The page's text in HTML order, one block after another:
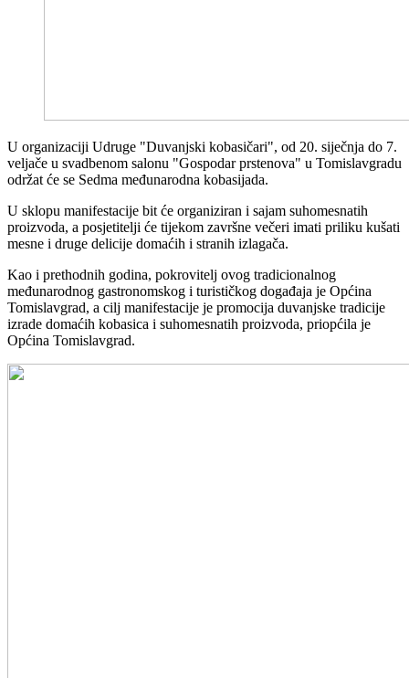
U organizaciji Udruge "Duvanjski kobasičari", od 20. siječnja do 7.
veljače u svadbenom salonu "Gospodar prstenova" u Tomislavgradu
održat će se Sedma međunarodna kobasijada.
U sklopu manifestacije bit će organiziran i sajam suhomesnatih
proizvoda, a posjetitelji će tijekom završne večeri imati priliku kušati
mesne i druge delicije domaćih i stranih izlagača.
Kao i prethodnih godina, pokrovitelj ovog tradicionalnog
međunarodnog gastronomskog i turističkog događaja je Općina
Tomislavgrad, a cilj manifestacije je promocija duvanjske tradicije
izrade domaćih kobasica i suhomesnatih proizvoda, priopćila je
Općina Tomislavgrad.